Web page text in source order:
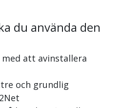
du använda den
att avinstallera
och grundlig